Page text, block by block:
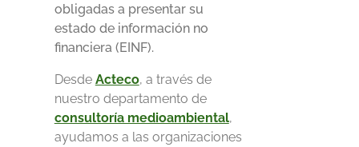
obligadas a presentar su
estado de información no
financiera (EINF).
Desde Acteco, a través de
nuestro departamento de
consultoría medioambiental,
ayudamos a las organizaciones